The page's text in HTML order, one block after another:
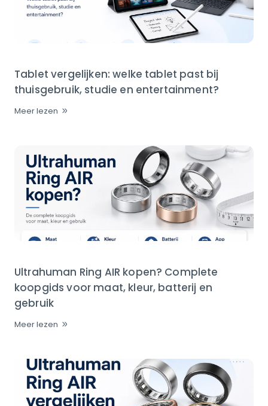
Tablet vergelijken: welke tablet past bij
thuisgebruik, studie en entertainment?
Meer lezen
Ultrahuman Ring AIR kopen? Complete
koopgids voor maat, kleur, batterij en
gebruik
Meer lezen